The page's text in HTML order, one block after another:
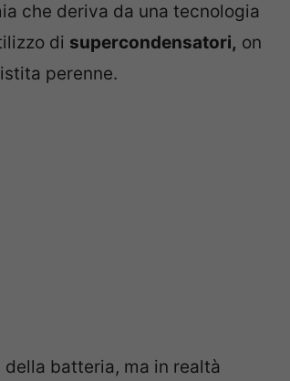
che deriva da una tecnologia
di supercondensatori, on
perenne.
batteria, ma in realtà